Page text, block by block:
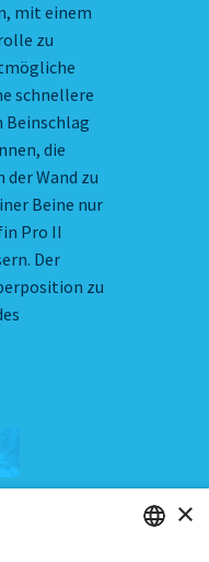
mit einem
zu
schnellere
Beinschlag
die
Wand zu
Beine nur
Pro II
Der
zu
×